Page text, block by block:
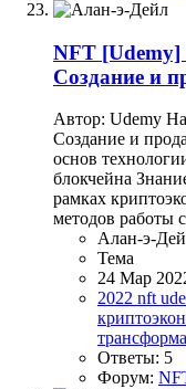
NFT
Создание и
Автор: Udemy
Создание и
основ
блокчейна
рамках
методов работы
Алан-э-
Тема
24 Мар
2022 nft
Ответы: 5
Форум: